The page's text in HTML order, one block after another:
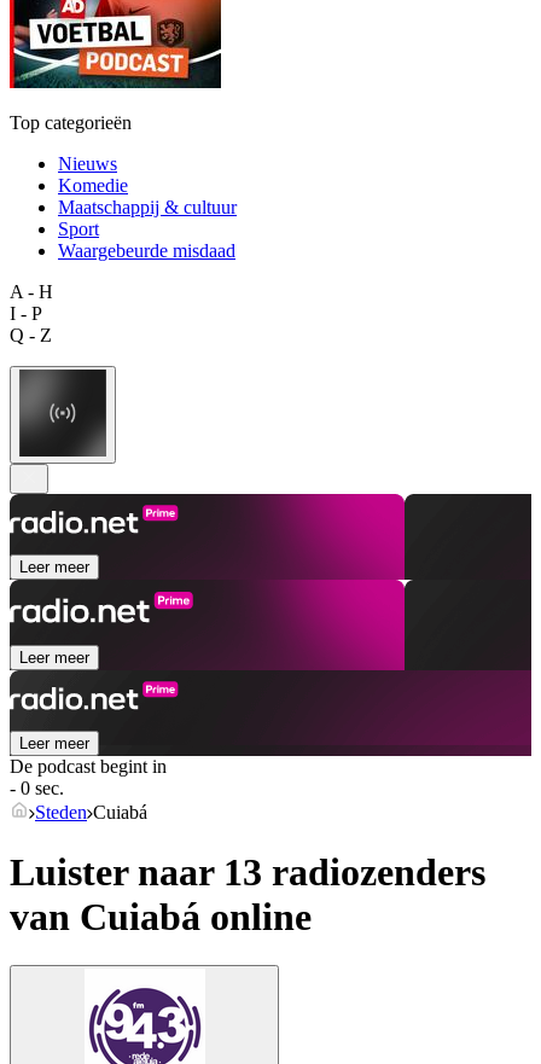
Top categorieën
Nieuws
Komedie
Maatschappij & cultuur
Sport
Waargebeurde misdaad
A - H
I - P
Q - Z
Leer meer
Leer meer
Leer meer
De podcast begint in
- 0 sec.
Steden Cuiabá
Luister naar 13 radiozenders
van Cuiabá online